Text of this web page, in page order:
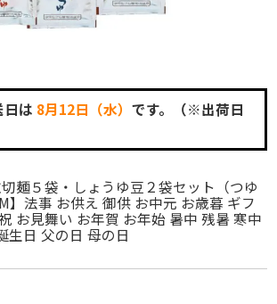
日は 8月12日（水） です。（※出荷日
麺５袋・しょうゆ豆２袋セット（つゆ
】法事 お供え 御供 お中元 お歳暮 ギフ
お見舞い お年賀 お年始 暑中 残暑 寒中
生日 父の日 母の日